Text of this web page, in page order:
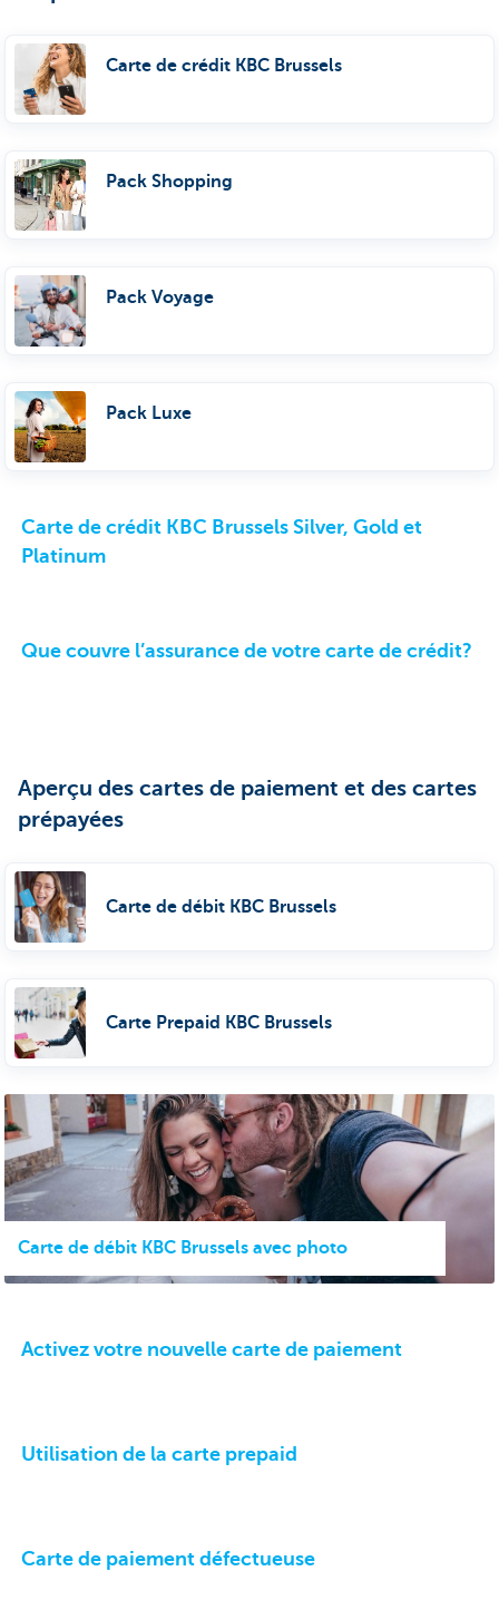
Carte de crédit KBC Brussels
Pack Shopping
Pack Voyage
Pack Luxe
Carte de crédit KBC Brussels Silver, Gold et
Platinum
Que couvre l’assurance de votre carte de crédit?
Aperçu des cartes de paiement et des cartes
prépayées
Carte de débit KBC Brussels
Carte Prepaid KBC Brussels
Carte de débit KBC Brussels avec photo
Activez votre nouvelle carte de paiement
Utilisation de la carte prepaid
Carte de paiement défectueuse